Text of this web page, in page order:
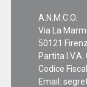
A.N.M.C.O.
Via La
50121
Partita
Codice
Email: